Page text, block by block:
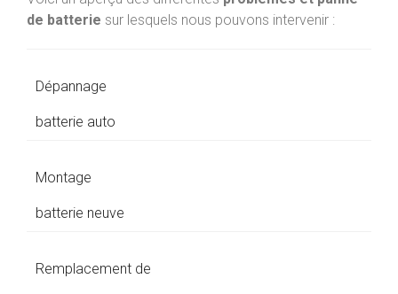
de batterie sur lesquels nous pouvons intervenir :
Dépannage
batterie auto
Montage
batterie neuve
Remplacement de